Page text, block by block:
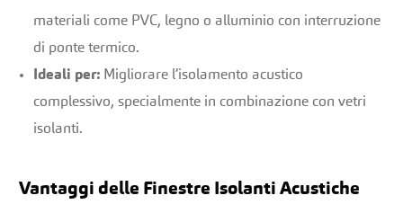
materiali come PVC, legno o alluminio con interruzione
di ponte termico.
Ideali per: Migliorare l’isolamento acustico
complessivo, specialmente in combinazione con vetri
isolanti.
Vantaggi delle Finestre Isolanti Acustiche